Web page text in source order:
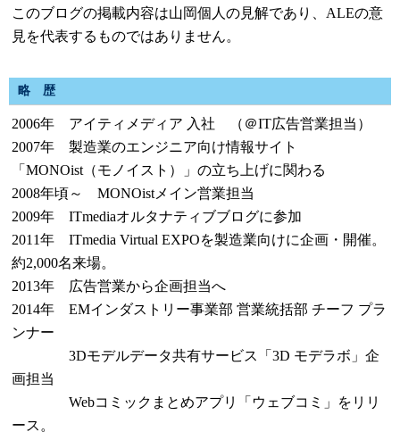
このブログの掲載内容は山岡個人の見解であり、ALEの意
見を代表するものではありません。
略 歴
2006年 アイティメディア 入社 （＠IT広告営業担当）
2007年 製造業のエンジニア向け情報サイト
「MONOist（モノイスト）」の立ち上げに関わる
2008年頃～ MONOistメイン営業担当
2009年 ITmediaオルタナティブブログに参加
2011年 ITmedia Virtual EXPOを製造業向けに企画・開催。
約2,000名来場。
2013年 広告営業から企画担当へ
2014年 EMインダストリー事業部 営業統括部 チーフ プラ
ンナー
3Dモデルデータ共有サービス「3D モデラボ」企
画担当
Webコミックまとめアプリ「ウェブコミ」をリリ
ース。